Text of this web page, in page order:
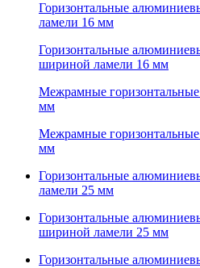
Горизонтальные
ламели 16 мм
Горизонтальные
шириной ламели 16 мм
Межрамные
мм
Межрамные
мм
Горизонтальные
ламели 25 мм
Горизонтальные
шириной ламели 25 мм
Горизонтальные